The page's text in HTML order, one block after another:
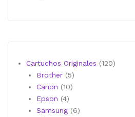
Cartuchos Originales 120120
Brother 55
productos
Canon 1010
Epson 44
productos
Samsung 66